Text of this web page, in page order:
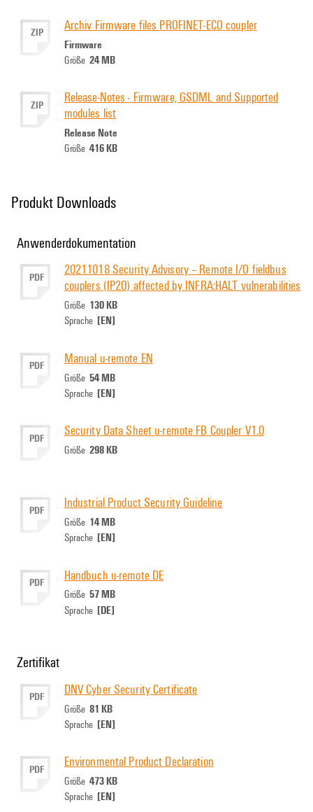
ZIP Archiv Firmware files PROFINET-ECO coupler
Firmware
Größe 24 MB
ZIP
Release-Notes - Firmware, GSDML and Supported
modules list
Release Note
Größe 416 KB
Produkt Downloads
Anwenderdokumentation
PDF
20211018 Security Advisory – Remote I/O fieldbus
couplers (IP20) affected by INFRA:HALT vulnerabilities
Größe 130 KB
Sprache [EN]
PDF Manual u-remote EN
Größe 54 MB
Sprache [EN]
PDF Security Data Sheet u-remote FB Coupler V1.0
Größe 298 KB
PDF Industrial Product Security Guideline
Größe 14 MB
Sprache [EN]
PDF Handbuch u-remote DE
Größe 57 MB
Sprache [DE]
Zertifikat
PDF DNV Cyber Security Certificate
Größe 81 KB
Sprache [EN]
PDF Environmental Product Declaration
Größe 473 KB
Sprache [EN]